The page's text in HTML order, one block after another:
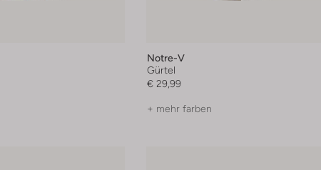
Notre-V
Gürtel
€ 29,99
+ mehr farben